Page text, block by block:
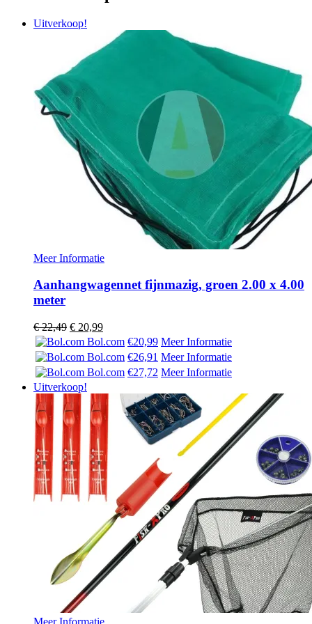
Uitverkoop!
Meer Informatie
Aanhangwagennet fijnmazig, groen 2.00 x 4.00
meter
€22,49 Oorspronkelijke
prijs
was:
€ 22,49.
€ 20,99Huidige
prijs
€ 20,99.
Bol.com €20,99 Meer Informatie
Bol.com €26,91 Meer Informatie
Bol.com €27,72 Meer Informatie
Uitverkoop!